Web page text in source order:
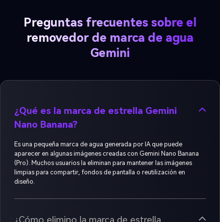
removedor de marca de agua
Gemini
Es una pequeña marca de agua generada por IA que puede
(Pro). Muchos usuarios la eliminan para mantener las imágenes
limpias para compartir, fondos de pantalla o reutilización en
diseño.
¿Cómo elimino la marca de estrella